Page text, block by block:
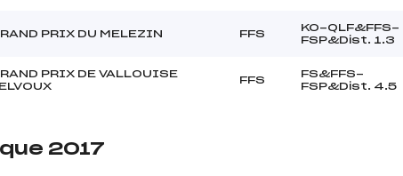
PRIX DU MELEZIN FFS
KO-QLF&FFS-
FSP&Dist. 1.3
PRIX DE VALLOUISE
FFS
FS&FFS-
FSP&Dist. 4.5
2017